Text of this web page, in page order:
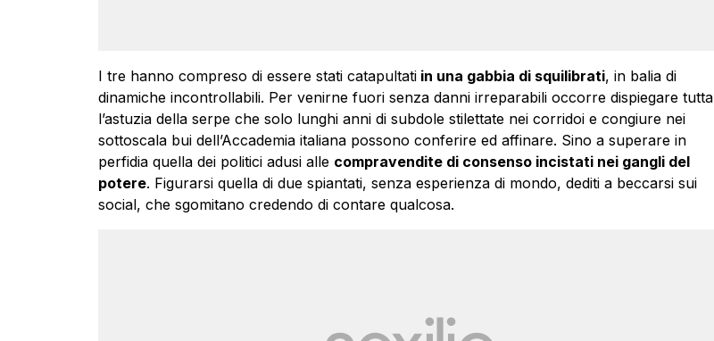
I tre hanno compreso di essere stati catapultatiin una gabbia di squilibrati, in balia di
dinamiche incontrollabili. Per venirne fuori senza danni irreparabili occorre dispiegare tutta
l’astuzia della serpe che solo lunghi anni di subdole stilettate nei corridoi e congiure nei
sottoscala bui dell’Accademia italiana possono conferire ed affinare. Sino a superare in
perfidia quella dei politici adusi alle compravendite di consenso incistati nei gangli del
potere. Figurarsi quella di due spiantati, senza esperienza di mondo, dediti a beccarsi sui
social, che sgomitano credendo di contare qualcosa.